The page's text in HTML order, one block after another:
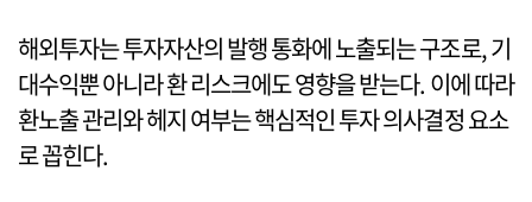
해외투자는 투자자산의 발행 통화에 노출되는 구조로, 기
대수익뿐 아니라 환 리스크에도 영향을 받는다. 이에 따라
환노출 관리와 헤지 여부는 핵심적인 투자 의사결정 요소
로 꼽힌다.